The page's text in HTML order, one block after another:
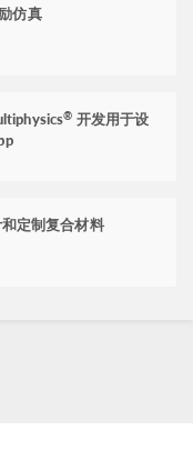
仿真
® 开发用于设
定制复合材料